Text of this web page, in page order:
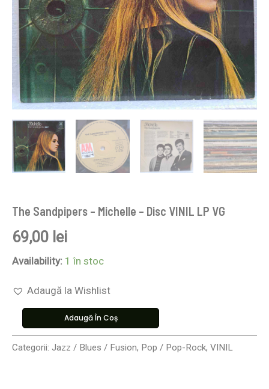
The Sandpipers – Michelle – Disc VINIL LP VG
69,00 lei
Availability: 1 în stoc
Adaugă la Wishlist
Adaugă În Coș
Categorii: Jazz / Blues / Fusion, Pop / Pop-Rock, VINIL